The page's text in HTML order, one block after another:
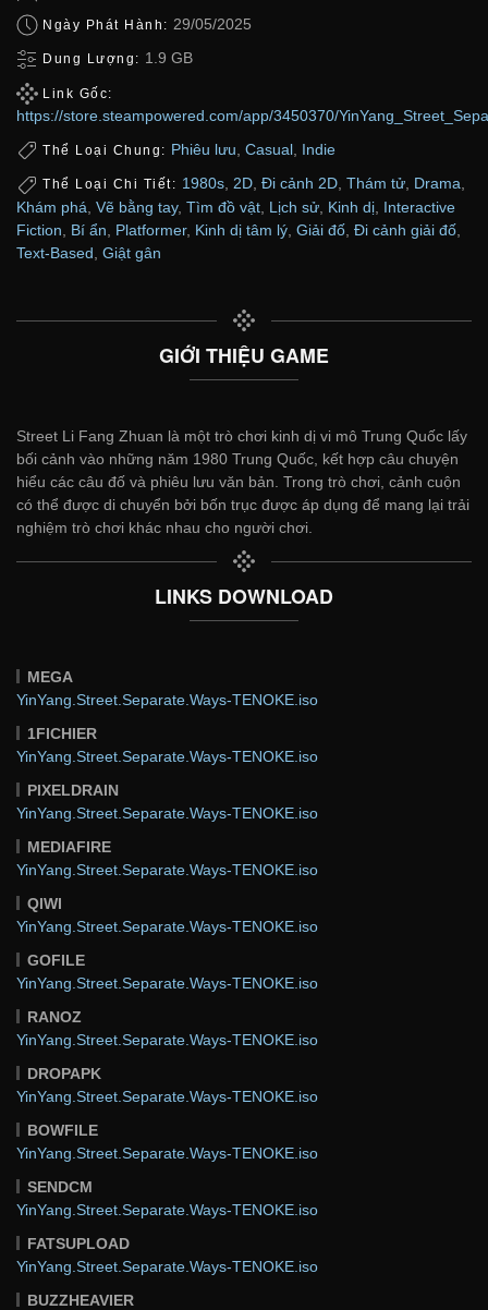
Ngày Phát Hành: 29/05/2025
Dung Lượng: 1.9 GB
Link Gốc:
https://store.steampowered.com/app/3450370/
Thể Loại Chung: Phiêu lưu Casual Indie
Thể Loại Chi Tiết: 1980s, 2D, Đi cảnh 2D, Thám tử, Drama,
Khám phá Vẽ bằng tay, Tìm đồ vật Lịch sử Kinh dị Interactive
Fiction
Bí ẩn Platformer, Kinh dị tâm lý Giải đố Đi cảnh giải đố
Text-Based Giật gân
GIỚI THIỆU GAME
Street Li Fang Zhuan là một trò chơi kinh dị vi mô Trung Quốc lấy
bối cảnh vào những năm 1980 Trung Quốc, kết hợp câu chuyện
hiểu các câu đố và phiêu lưu văn bản. Trong trò chơi, cảnh cuộn
có thể được di chuyển bởi bốn trục được áp dụng để mang lại trải
nghiệm trò chơi khác nhau cho người chơi.
LINKS DOWNLOAD
MEGA
YinYang.Street.Separate.Ways-TENOKE.iso
1FICHIER
YinYang.Street.Separate.Ways-TENOKE.iso
PIXELDRAIN
YinYang.Street.Separate.Ways-TENOKE.iso
MEDIAFIRE
YinYang.Street.Separate.Ways-TENOKE.iso
QIWI
YinYang.Street.Separate.Ways-TENOKE.iso
GOFILE
YinYang.Street.Separate.Ways-TENOKE.iso
RANOZ
YinYang.Street.Separate.Ways-TENOKE.iso
DROPAPK
YinYang.Street.Separate.Ways-TENOKE.iso
BOWFILE
YinYang.Street.Separate.Ways-TENOKE.iso
SENDCM
YinYang.Street.Separate.Ways-TENOKE.iso
FATSUPLOAD
YinYang.Street.Separate.Ways-TENOKE.iso
BUZZHEAVIER